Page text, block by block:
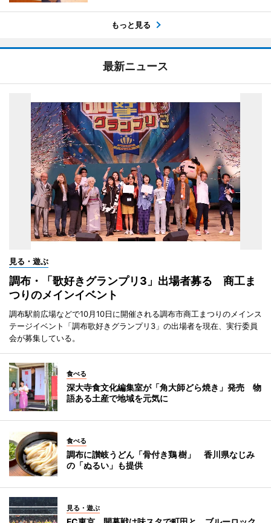
もっと見る
最新ニュース
見る・遊ぶ
調布・「歌好きグランプリ3」出場者募る 商工ま
つりのメインイベント
調布駅前広場などで10月10日に開催される調布市商工まつりのメインス
テージイベント「調布歌好きグランプリ3」の出場者を現在、実行委員
会が募集している。
食べる
深大寺食文化編集室が「角大師どら焼き」発売 物
語ある土産で地域を元気に
食べる
調布に讃岐うどん「骨付き鶏 樹」 香川県なじみ
の「ぬるい」も提供
見る・遊ぶ